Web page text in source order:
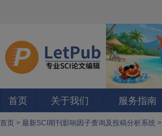
首页 关于我们 服务指南
首页 > 最新SCI期刊影响因子查询及投稿分析系统 >